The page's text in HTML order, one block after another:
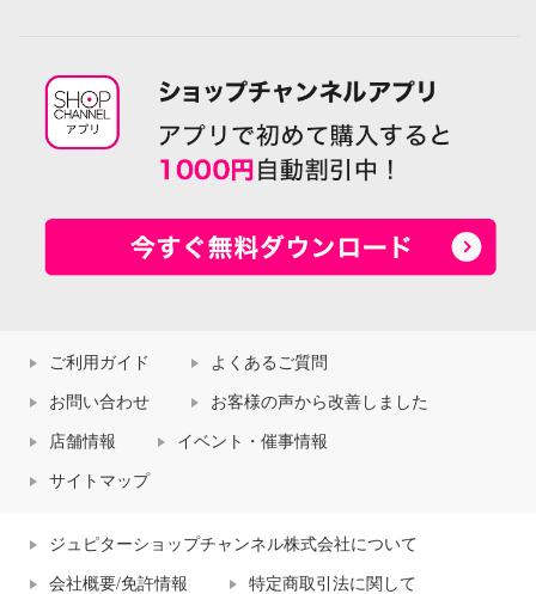
ご利用ガイド よくあるご質問
お問い合わせ お客様の声から改善しました
店舗情報 イベント・催事情報
サイトマップ
ジュピターショップチャンネル株式会社について
会社概要/免許情報 特定商取引法に関して